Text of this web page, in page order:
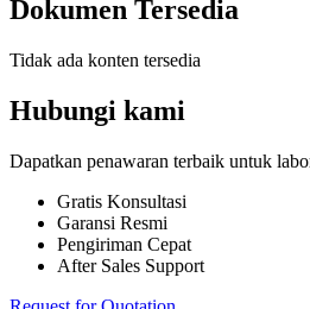
Dokumen Tersedia
Tidak ada konten tersedia
Hubungi kami
Dapatkan penawaran terbaik untuk
Gratis Konsultasi
Garansi Resmi
Pengiriman Cepat
After Sales Support